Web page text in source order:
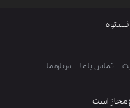
مجاز است
نستوه
تماس با ما درباره ما